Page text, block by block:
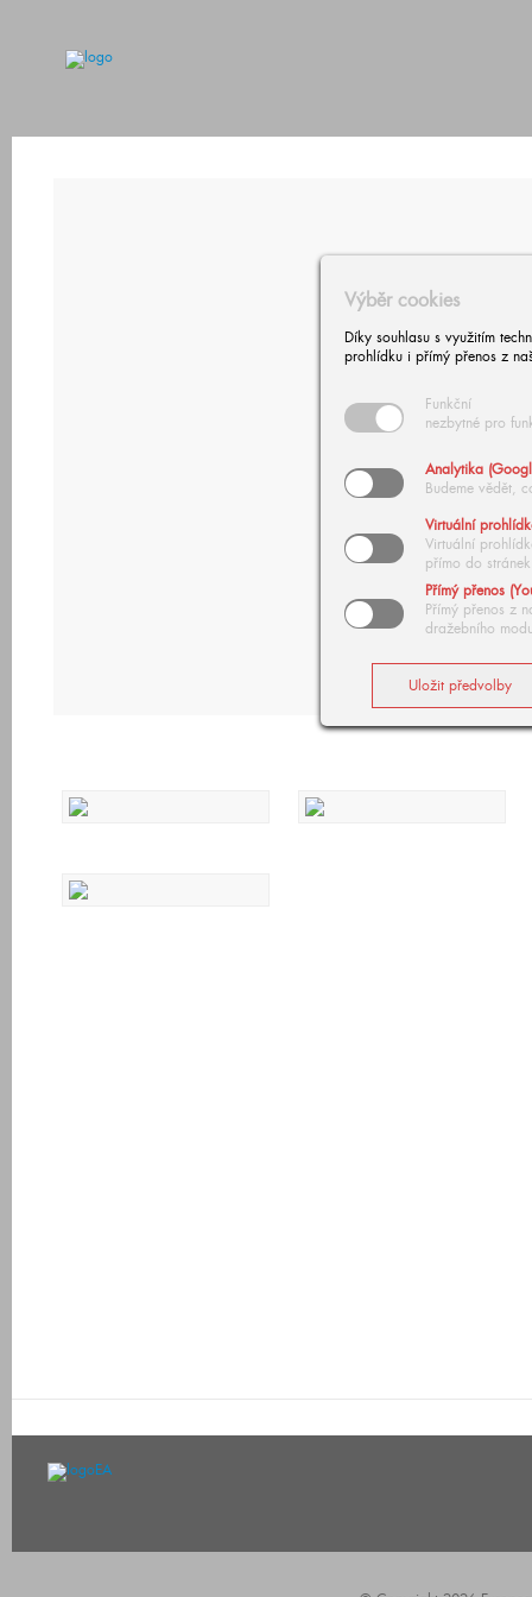
Výběr cookies
Díky souhlasu s využitím
prohlídku i přímý přenos z
Funkční
nezbytné pro
Analytika
Budeme vědět,
Virtuální
Virtuální
přímo do stránek
Přímý přenos
Přímý přenos z
dražebního